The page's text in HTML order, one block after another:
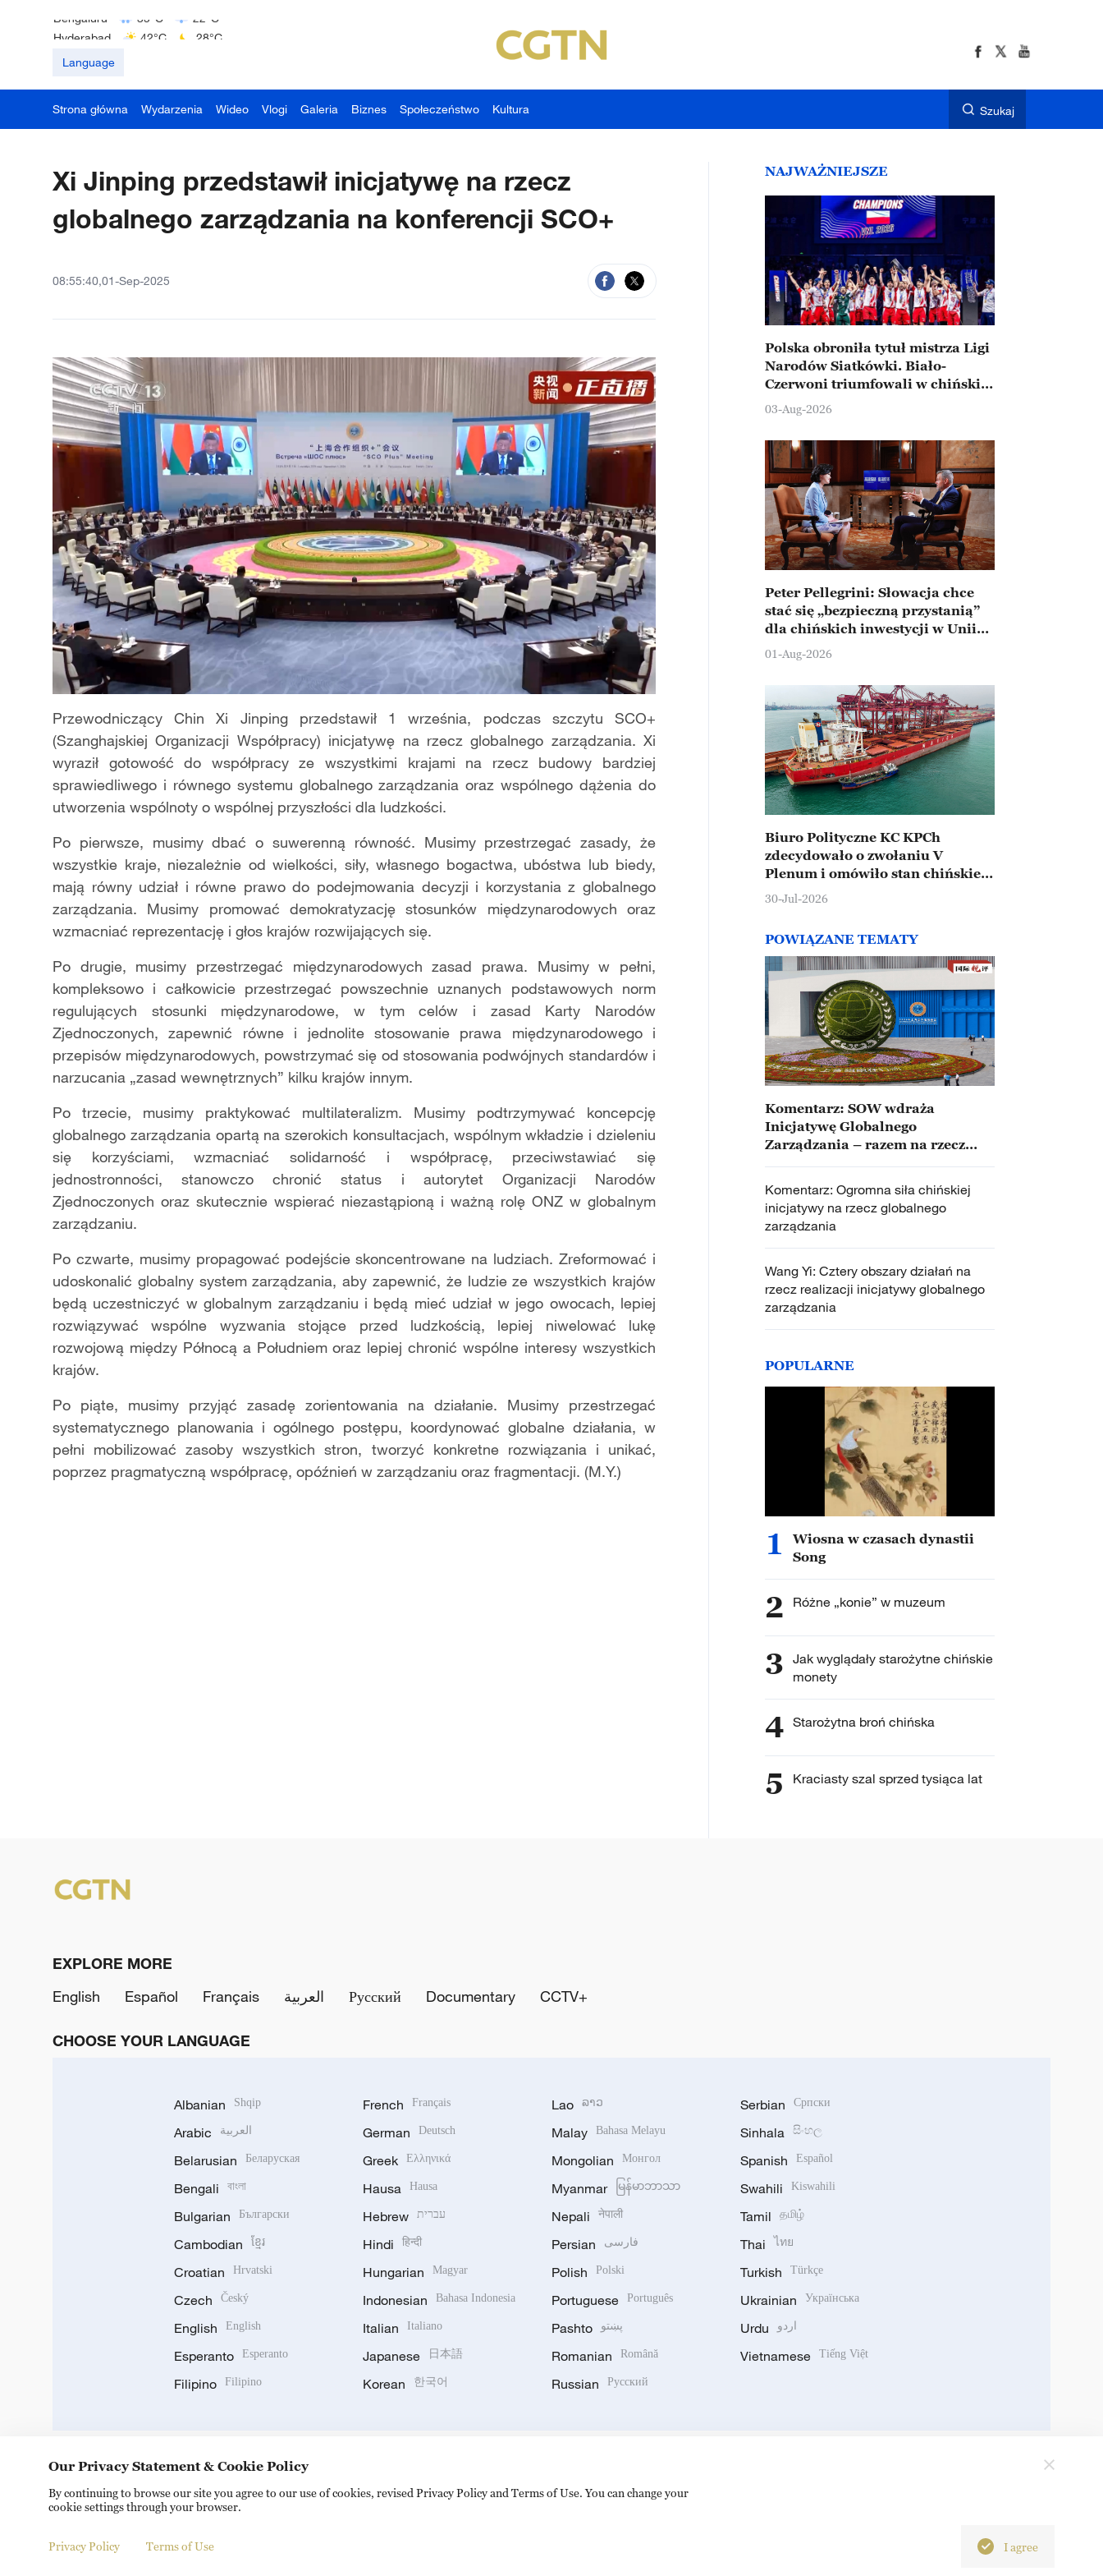
Hyderabad
Language
Strona główna Wydarzenia Wideo Vlogi Galeria Biznes Społeczeństwo Kultura Szukaj
Xi Jinping przedstawił inicjatywę na rzecz
globalnego zarządzania na konferencji SCO+
08:55:40,01-Sep-2025
Przewodniczący Chin Xi Jinping przedstawił 1 września, podczas szczytu SCO+
(Szanghajskiej Organizacji Współpracy) inicjatywę na rzecz globalnego zarządzania. Xi
wyraził gotowość do współpracy ze wszystkimi krajami na rzecz budowy bardziej
sprawiedliwego i równego systemu globalnego zarządzania oraz wspólnego dążenia do
utworzenia wspólnoty o wspólnej przyszłości dla ludzkości.
Po pierwsze, musimy dbać o suwerenną równość. Musimy przestrzegać zasady, że
wszystkie kraje, niezależnie od wielkości, siły, własnego bogactwa, ubóstwa lub biedy,
mają równy udział i równe prawo do podejmowania decyzji i korzystania z globalnego
zarządzania. Musimy promować demokratyzację stosunków międzynarodowych oraz
wzmacniać reprezentację i głos krajów rozwijających się.
Po drugie, musimy przestrzegać międzynarodowych zasad prawa. Musimy w pełni,
kompleksowo i całkowicie przestrzegać powszechnie uznanych podstawowych norm
regulujących stosunki międzynarodowe, w tym celów i zasad Karty Narodów
Zjednoczonych, zapewnić równe i jednolite stosowanie prawa międzynarodowego i
przepisów międzynarodowych, powstrzymać się od stosowania podwójnych standardów i
narzucania „zasad wewnętrznych” kilku krajów innym.
Po trzecie, musimy praktykować multilateralizm. Musimy podtrzymywać koncepcję
globalnego zarządzania opartą na szerokich konsultacjach, wspólnym wkładzie i dzieleniu
się korzyściami, wzmacniać solidarność i współpracę, przeciwstawiać się
jednostronności, stanowczo chronić status i autorytet Organizacji Narodów
Zjednoczonych oraz skutecznie wspierać niezastąpioną i ważną rolę ONZ w globalnym
zarządzaniu.
Po czwarte, musimy propagować podejście skoncentrowane na ludziach. Zreformować i
udoskonalić globalny system zarządzania, aby zapewnić, że ludzie ze wszystkich krajów
będą uczestniczyć w globalnym zarządzaniu i będą mieć udział w jego owocach, lepiej
rozwiązywać wspólne wyzwania stojące przed ludzkością, lepiej niwelować lukę
rozwojową między Północą a Południem oraz lepiej chronić wspólne interesy wszystkich
krajów.
Po piąte, musimy przyjąć zasadę zorientowania na działanie. Musimy przestrzegać
systematycznego planowania i ogólnego postępu, koordynować globalne działania, w
pełni mobilizować zasoby wszystkich stron, tworzyć konkretne rozwiązania i unikać,
poprzez pragmatyczną współpracę, opóźnień w zarządzaniu oraz fragmentacji. (M.Y.)
NAJWAŻNIEJSZE
Polska obroniła tytuł mistrza Ligi
Narodów Siatkówki. Biało-
Czerwoni triumfowali w chińskim
Ningbo
03-Aug-2026
Peter Pellegrini: Słowacja chce
stać się „bezpieczną przystanią”
dla chińskich inwestycji w Unii
Europejskiej
01-Aug-2026
Biuro Polityczne KC KPCh
zdecydowało o zwołaniu V
Plenum i omówiło stan chińskiej
gospodarki
30-Jul-2026
POWIĄZANE TEMATY
Komentarz: SOW wdraża
Inicjatywę Globalnego
Zarządzania – razem na rzecz
Komentarz: Ogromna siła chińskiej
inicjatywy na rzecz globalnego
zarządzania
Wang Yi: Cztery obszary działań na
rzecz realizacji inicjatywy globalnego
zarządzania
POPULARNE
1
Wiosna w czasach dynastii
Song
2 Różne „konie” w muzeum
3 Jak wyglądały starożytne chińskie
monety
4 Starożytna broń chińska
5 Kraciasty szal sprzed tysiąca lat
EXPLORE MORE
English
Español Français العربية Русский Documentary CCTV+
CHOOSE YOUR LANGUAGE
Albanian Shqip
Arabic العربية
Belarusian Беларуская
Bengali বাংলা
Bulgarian Български
Cambodian ខ្មែរ
Croatian Hrvatski
Czech Český
English English
Esperanto Esperanto
Filipino Filipino
French Français
German Deutsch
Greek Ελληνικά
Hausa Hausa
Hebrew עברית
Hindi हिन्दी
Hungarian Magyar
Indonesian Bahasa Indonesia
Italian Italiano
Japanese 日本語
Korean 한국어
Lao ລາວ
Malay Bahasa Melayu
Mongolian Монгол
Myanmar မြန်မာဘာသာ
Nepali नेपाली
Persian فارسی
Polish Polski
Portuguese Português
Pashto پښتو
Romanian Română
Russian Русский
Serbian Српски
Sinhala සිංහල
Spanish Español
Swahili Kiswahili
Tamil தமிழ்
Thai ไทย
Turkish Türkçe
Ukrainian Українська
Urdu اردو
Vietnamese Tiếng Việt
DOWNLOAD OUR APP
Our Privacy Statement & Cookie Policy
By continuing to browse our site you agree to our use of cookies, revised Privacy Policy and Terms of Use. You can change your
cookie settings through your browser.
Privacy Policy Terms of Use I agree